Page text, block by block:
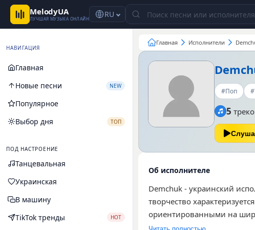
MelodyUA
ЛУЧШАЯ МУЗЫКА ОНЛАЙН RU
НАВИГАЦИЯ
Главная
Новые песни
NEW
Популярное
Выбор дня
ТОП
ПОД НАСТРОЕНИЕ
Танцевальная
Украинская
В машину
TikTok тренды
HOT
Главная Исполнители
#Поп
5
Об исполнителе
Demchuk - украинский
творчество
ориентированными на
артиста, которые набрали